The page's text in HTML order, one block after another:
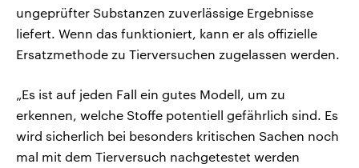
ungeprüfter Substanzen zuverlässige Ergebnisse
liefert. Wenn das funktioniert, kann er als offizielle
Ersatzmethode zu Tierversuchen zugelassen werden.
„Es ist auf jeden Fall ein gutes Modell, um zu
erkennen, welche Stoffe potentiell gefährlich sind. Es
wird sicherlich bei besonders kritischen Sachen noch
mal mit dem Tierversuch nachgetestet werden